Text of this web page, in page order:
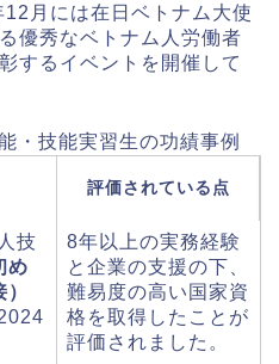
12月には在日ベトナム大使
優秀なベトナム人労働者
するイベントを開催して
・技能実習生の功績事例
評価されている点
技
め
8年以上の実務経験
と企業の支援の下、
難易度の高い国家資
格を取得したことが
評価されました。